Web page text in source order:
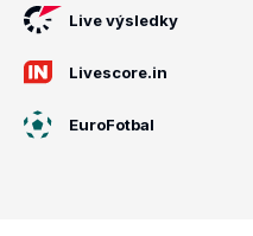
Live výsledky
Livescore.in
EuroFotbal